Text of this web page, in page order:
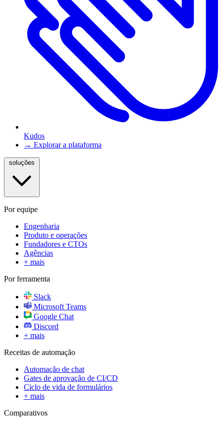
Kudos
→ Explorar a plataforma
Por equipe
Engenharia
Produto e operações
Fundadores e CTOs
Agências
+ mais
Por ferramenta
Slack
Microsoft Teams
Google Chat
Discord
+ mais
Receitas de automação
Automação de chat
Gates de aprovação de CI/CD
Ciclo de vida de formulários
+ mais
Comparativos